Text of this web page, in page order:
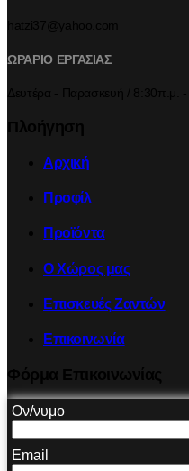
ΩΡΑΡΙΟ ΕΡΓΑΣΙΑΣ
Αρχική
Προφίλ
Προϊόντα
Ο Χώρος μας
Επισκευές Ζαντών
Επικοινωνία
Ον/νυμο
Email